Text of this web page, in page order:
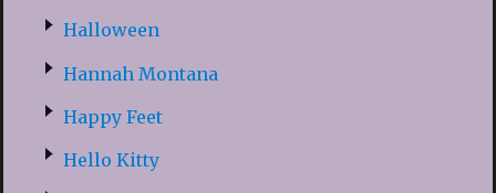
Halloween
Hannah Montana
Happy Feet
Hello Kitty